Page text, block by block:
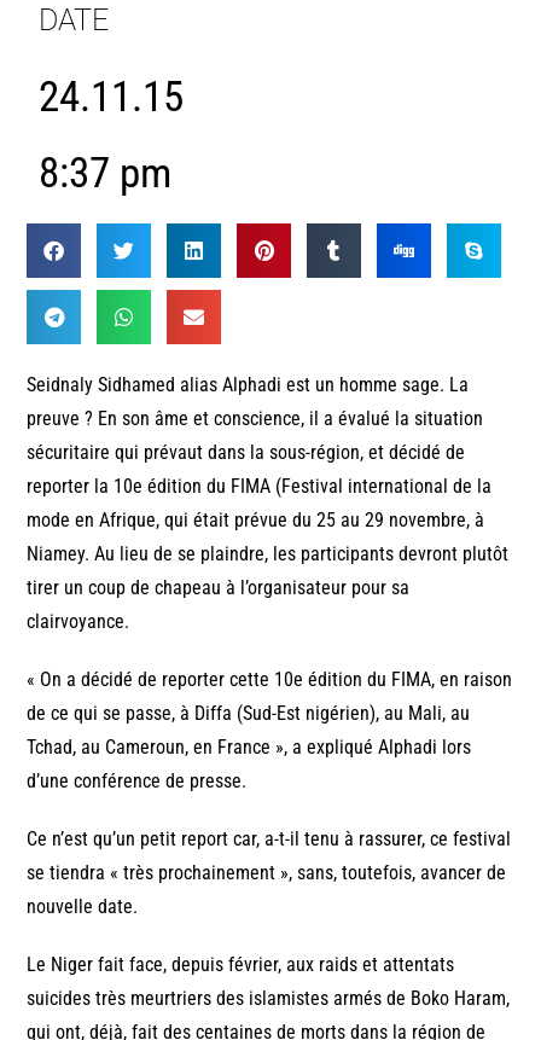
DATE
24.11.15
8:37 pm
Seidnaly Sidhamed alias Alphadi est un homme sage. La
preuve ? En son âme et conscience, il a évalué la situation
sécuritaire qui prévaut dans la sous-région, et décidé de
reporter la 10e édition du FIMA (Festival international de la
mode en Afrique, qui était prévue du 25 au 29 novembre, à
Niamey. Au lieu de se plaindre, les participants devront plutôt
tirer un coup de chapeau à l’organisateur pour sa
clairvoyance.
« On a décidé de reporter cette 10e édition du FIMA, en raison
de ce qui se passe, à Diffa (Sud-Est nigérien), au Mali, au
Tchad, au Cameroun, en France », a expliqué Alphadi lors
d’une conférence de presse.
Ce n’est qu’un petit report car, a-t-il tenu à rassurer, ce festival
se tiendra « très prochainement », sans, toutefois, avancer de
nouvelle date.
Le Niger fait face, depuis février, aux raids et attentats
suicides très meurtriers des islamistes armés de Boko Haram,
qui ont, déjà, fait des centaines de morts dans la région de